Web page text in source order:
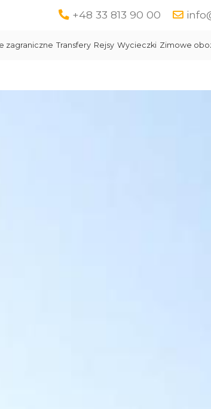
+48 33 813 90 00
zagraniczne Transfery Rejsy Wycieczki Zimowe